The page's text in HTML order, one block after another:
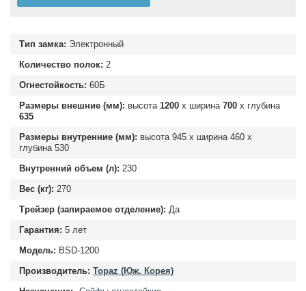
Тип замка: Электронный
Количество полок: 2
Огнестойкость: 60Б
Размеры внешние (мм): высота 1200 х ширина 700 х глубина
635
Размеры внутренние (мм): высота 945 х ширина 460 х
глубина 530
Внутренний объем (л): 230
Вес (кг): 270
Трейзер (запираемое отделение): Да
Гарантия: 5 лет
Модель: BSD-1200
Производитель: Topaz (Юж. Корея)